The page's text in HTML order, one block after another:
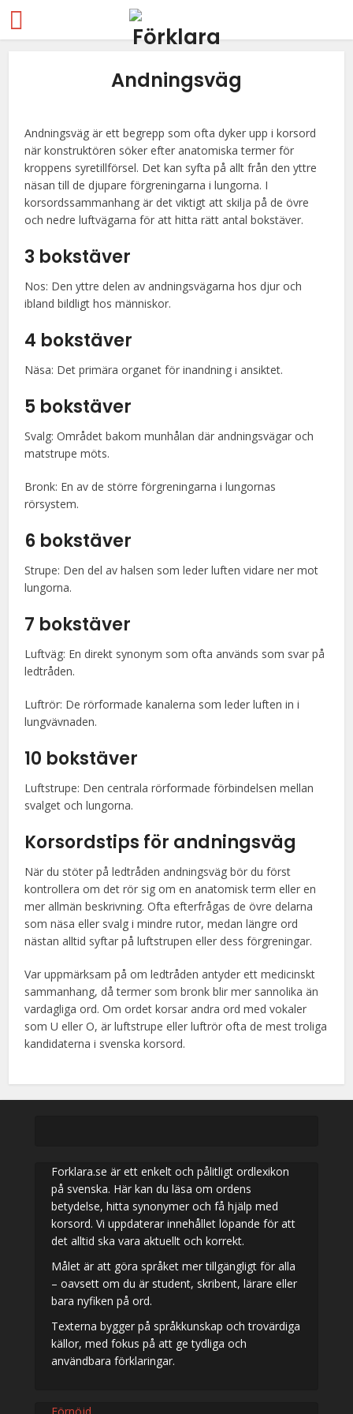
Andningsväg
Andningsväg är ett begrepp som ofta dyker upp i korsord
när konstruktören söker efter anatomiska termer för
kroppens syretillförsel. Det kan syfta på allt från den yttre
näsan till de djupare förgreningarna i lungorna. I
korsordssammanhang är det viktigt att skilja på de övre
och nedre luftvägarna för att hitta rätt antal bokstäver.
3 bokstäver
Nos: Den yttre delen av andningsvägarna hos djur och
ibland bildligt hos människor.
4 bokstäver
Näsa: Det primära organet för inandning i ansiktet.
5 bokstäver
Svalg: Området bakom munhålan där andningsvägar och
matstrupe möts.
Bronk: En av de större förgreningarna i lungornas
rörsystem.
6 bokstäver
Strupe: Den del av halsen som leder luften vidare ner mot
lungorna.
7 bokstäver
Luftväg: En direkt synonym som ofta används som svar på
ledtråden.
Luftrör: De rörformade kanalerna som leder luften in i
lungvävnaden.
10 bokstäver
Luftstrupe: Den centrala rörformade förbindelsen mellan
svalget och lungorna.
Korsordstips för andningsväg
När du stöter på ledtråden andningsväg bör du först
kontrollera om det rör sig om en anatomisk term eller en
mer allmän beskrivning. Ofta efterfrågas de övre delarna
som näsa eller svalg i mindre rutor, medan längre ord
nästan alltid syftar på luftstrupen eller dess förgreningar.
Var uppmärksam på om ledtråden antyder ett medicinskt
sammanhang, då termer som bronk blir mer sannolika än
vardagliga ord. Om ordet korsar andra ord med vokaler
som U eller O, är luftstrupe eller luftrör ofta de mest troliga
kandidaterna i svenska korsord.
Forklara.se är ett enkelt och pålitligt ordlexikon
på svenska. Här kan du läsa om ordens
betydelse, hitta synonymer och få hjälp med
korsord. Vi uppdaterar innehållet löpande för att
det alltid ska vara aktuellt och korrekt.
Målet är att göra språket mer tillgängligt för alla
– oavsett om du är student, skribent, lärare eller
bara nyfiken på ord.
Texterna bygger på språkkunskap och trovärdiga
källor, med fokus på att ge tydliga och
användbara förklaringar.